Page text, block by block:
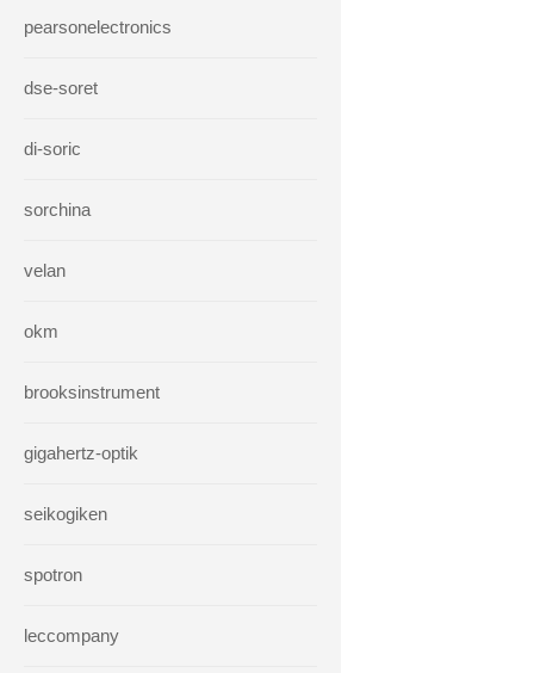
pearsonelectronics
dse-soret
di-soric
sorchina
velan
okm
brooksinstrument
gigahertz-optik
seikogiken
spotron
leccompany